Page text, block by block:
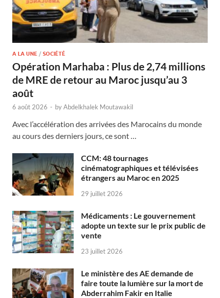
A LA UNE / SOCIÉTÉ
Opération Marhaba : Plus de 2,74 millions
de MRE de retour au Maroc jusqu’au 3
août
6 août 2026 - byAbdelkhalek Moutawakil
Avec l’accélération des arrivées des Marocains du monde
au cours des derniers jours, ce sont …
CCM: 48 tournages
cinématographiques et télévisées
étrangers au Maroc en 2025
29 juillet 2026
Médicaments : Le gouvernement
adopte un texte sur le prix public de
vente
23 juillet 2026
Le ministère des AE demande de
faire toute la lumière sur la mort de
Abderrahim Fakir en Italie